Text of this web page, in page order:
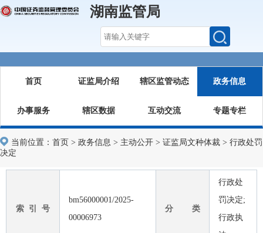
湖南监管局
首页 证监局介绍 辖区监管动态 政务信息
办事服务 辖区数据 互动交流 专题专栏
当前位置： 首页 > 政务信息 > 主动公开 > 证监局文种体裁 > 行政处罚
决定
索 引 号
bm56000001/2025-
00006973
分 类
行政处
罚决定;
行政执